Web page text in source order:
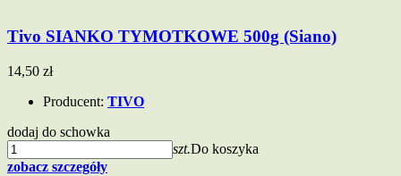
Tivo SIANKO TYMOTKOWE 500g (Siano)
14,50 zł
Producent: TIVO
dodaj do schowka
szt.Do koszyka
zobacz szczegóły